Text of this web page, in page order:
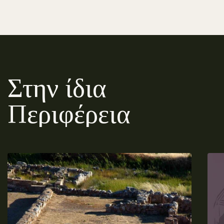
Στην ίδια
Περιφέρεια